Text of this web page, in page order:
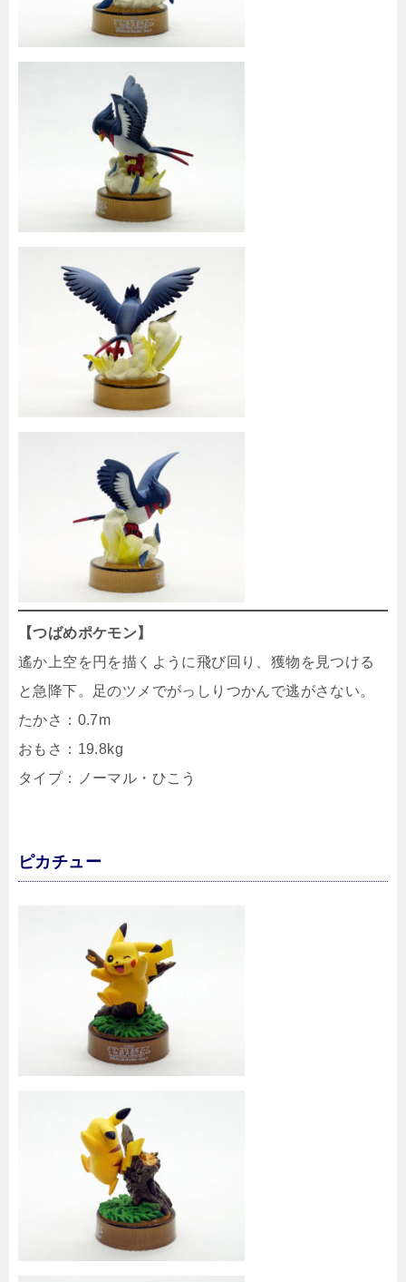
【つばめポケモン】
遙か上空を円を描くように飛び回り、獲物を見つける
と急降下。足のツメでがっしりつかんで逃がさない。
たかさ：0.7m
おもさ：19.8kg
タイプ：ノーマル・ひこう
ピカチュー